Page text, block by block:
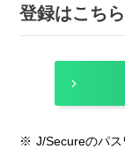
登録はこち
※ J/Secureのパ